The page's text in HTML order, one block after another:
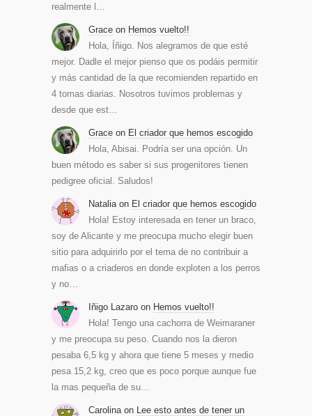
realmente l…
Grace on Hemos vuelto!!
Hola, Íñigo. Nos alegramos de que esté
mejor. Dadle el mejor pienso que os podáis permitir
y más cantidad de la que recomienden repartido en
4 tomas diarias. Nosotros tuvimos problemas y
desde que est…
Grace on El criador que hemos escogido
Hola, Abisai. Podría ser una opción. Un
buen método es saber si sus progenitores tienen
pedigree oficial. Saludos!
Natalia on El criador que hemos escogido
Hola! Estoy interesada en tener un braco,
soy de Alicante y me preocupa mucho elegir buen
sitio para adquirirlo por el tema de no contribuir a
mafias o a criaderos en donde exploten a los perros
y no…
Iñigo Lazaro on Hemos vuelto!!
Hola! Tengo una cachorra de Weimaraner
y me preocupa su peso. Cuando nos la dieron
pesaba 6,5 kg y ahora que tiene 5 meses y medio
pesa 15,2 kg, creo que es poco porque aunque fue
la mas pequeña de su…
Carolina on Lee esto antes de tener un